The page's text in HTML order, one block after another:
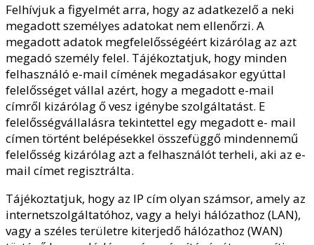
Felhívjuk a figyelmét arra, hogy az adatkezelő a neki
megadott személyes adatokat nem ellenőrzi. A
megadott adatok megfelelősségéért kizárólag az azt
megadó személy felel. Tájékoztatjuk, hogy minden
felhasználó e-mail címének megadásakor egyúttal
felelősséget vállal azért, hogy a megadott e-mail
címről kizárólag ő vesz igénybe szolgáltatást. E
felelősségvállalásra tekintettel egy megadott e- mail
címen történt belépésekkel összefüggő mindennemű
felelősség kizárólag azt a felhasználót terheli, aki az e-
mail címet regisztrálta.
Tájékoztatjuk, hogy az IP cím olyan számsor, amely az
internetszolgáltatóhoz, vagy a helyi hálózathoz (LAN),
vagy a széles területre kiterjedő hálózathoz (WAN)